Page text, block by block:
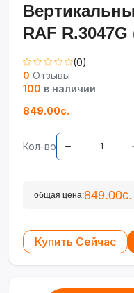
RAF R.3047G
(0)
0 Отзывы
100 в наличии
849.00с.
Кол-во
общая цена:849.00с.
Купить Сейчас